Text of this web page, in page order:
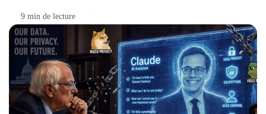
9 min de lecture